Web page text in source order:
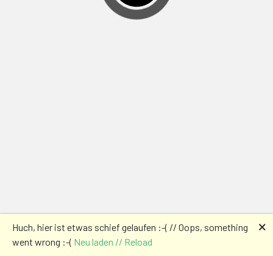
Huch, hier ist etwas schief gelaufen :-( // Oops, something
went wrong :-( Neu laden // Reload
🗙